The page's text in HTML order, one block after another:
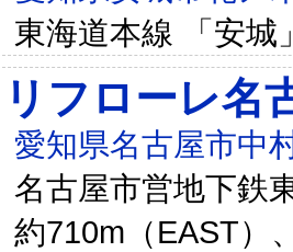
東海道本線 「安城
リフローレ名
愛知県名古屋市中
名古屋市営地下鉄
約710m（EAST）